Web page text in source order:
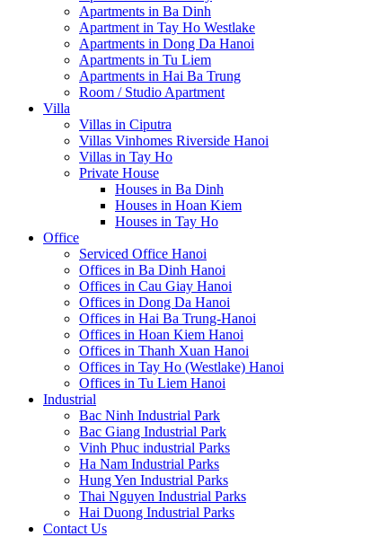
Apartments in Ba Dinh
Apartment in Tay Ho Westlake
Apartments in Dong Da Hanoi
Apartments in Tu Liem
Apartments in Hai Ba Trung
Room / Studio Apartment
Villa
Villas in Ciputra
Villas Vinhomes Riverside Hanoi
Villas in Tay Ho
Private House
Houses in Ba Dinh
Houses in Hoan Kiem
Houses in Tay Ho
Office
Serviced Office Hanoi
Offices in Ba Dinh Hanoi
Offices in Cau Giay Hanoi
Offices in Dong Da Hanoi
Offices in Hai Ba Trung-Hanoi
Offices in Hoan Kiem Hanoi
Offices in Thanh Xuan Hanoi
Offices in Tay Ho (Westlake) Hanoi
Offices in Tu Liem Hanoi
Industrial
Bac Ninh Industrial Park
Bac Giang Industrial Park
Vinh Phuc industrial Parks
Ha Nam Industrial Parks
Hung Yen Industrial Parks
Thai Nguyen Industrial Parks
Hai Duong Industrial Parks
Contact Us